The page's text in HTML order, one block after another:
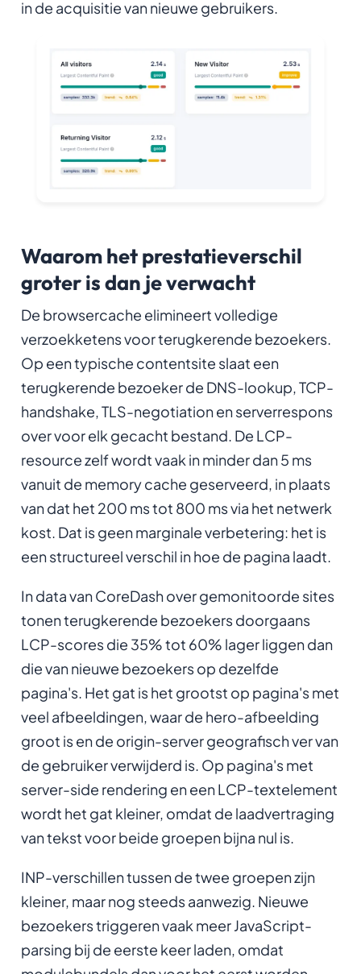
in de acquisitie van nieuwe gebruikers.
Waarom het prestatieverschil
groter is dan je verwacht
De browsercache elimineert volledige
verzoekketens voor terugkerende bezoekers.
Op een typische contentsite slaat een
terugkerende bezoeker de DNS-lookup, TCP-
handshake, TLS-negotiation en serverrespons
over voor elk gecacht bestand. De LCP-
resource zelf wordt vaak in minder dan 5 ms
vanuit de memory cache geserveerd, in plaats
van dat het 200 ms tot 800 ms via het netwerk
kost. Dat is geen marginale verbetering: het is
een structureel verschil in hoe de pagina laadt.
In data van CoreDash over gemonitoorde sites
tonen terugkerende bezoekers doorgaans
LCP-scores die 35% tot 60% lager liggen dan
die van nieuwe bezoekers op dezelfde
pagina's. Het gat is het grootst op pagina's met
veel afbeeldingen, waar de hero-afbeelding
groot is en de origin-server geografisch ver van
de gebruiker verwijderd is. Op pagina's met
server-side rendering en een LCP-textelement
wordt het gat kleiner, omdat de laadvertraging
van tekst voor beide groepen bijna nul is.
INP-verschillen tussen de twee groepen zijn
kleiner, maar nog steeds aanwezig. Nieuwe
bezoekers triggeren vaak meer JavaScript-
parsing bij de eerste keer laden, omdat